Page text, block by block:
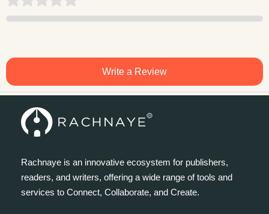
Write a Review
Rachnaye is an innovative ecosystem for publishers,
readers, and writers, offering a wide range of tools and
services to Connect, Collaborate, and Create.